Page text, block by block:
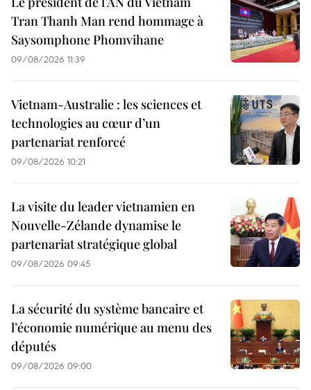
Tran Thanh Man rend hommage à
Saysomphone Phomvihane
09/08/2026 11:39
Vietnam-Australie : les sciences et
technologies au cœur d’un
partenariat renforcé
09/08/2026 10:21
La visite du leader vietnamien en
Nouvelle-Zélande dynamise le
partenariat stratégique global
09/08/2026 09:45
La sécurité du système bancaire et
l’économie numérique au menu des
députés
09/08/2026 09:00